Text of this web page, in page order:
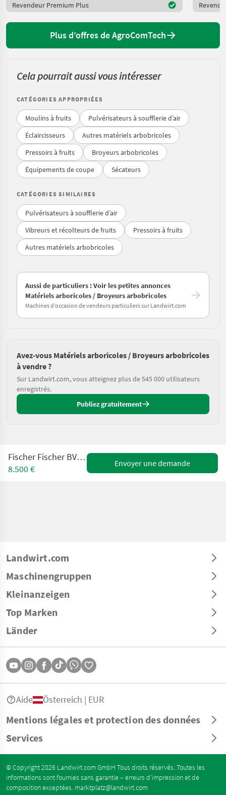
Revendeur Premium Plus
Plus d’offres de AgroComTech
Cela pourrait aussi vous intéresser
CATÉGORIES APPROPRIÉES
Moulins à fruits
Pulvérisateurs à soufflerie d’air
Éclaircisseurs
Autres matériels arbobricoles
Pressoirs à fruits
Broyeurs arbobricoles
Équipements de coupe
Sécateurs
CATÉGORIES SIMILAIRES
Pulvérisateurs à soufflerie d’air
Vibreurs et récolteurs de fruits
Pressoirs à fruits
Autres matériels arbobricoles
Aussi de particuliers : Voir les petites annonces
Matériels arboricoles / Broyeurs arbobricoles
Machines d’occasion de vendeurs particuliers sur Landwirt.com
Avez-vous Matériels arboricoles / Broyeurs arbobricoles
à vendre ?
Sur Landwirt.com, vous atteignez plus de 545 000 utilisateurs
enregistrés.
Publiez gratuitement
Fischer Fischer BV 170-245 Special
8.500 €
Envoyer une demande
Landwirt.com
Maschinengruppen
Kleinanzeigen
Top Marken
Länder
Mentions légales et protection des données
Services
Aide Österreich | EUR
© Copyright 2026 Landwirt.com GmbH Tous droits réservés. Toutes les
informations sont fournies sans garantie – erreurs d’impression et de
composition exceptées. marktplatz@landwirt.com